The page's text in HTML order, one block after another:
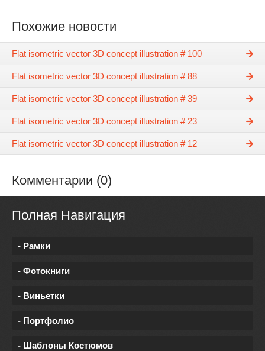
Похожие новости
Flat isometric vector 3D concept illustration # 100
Flat isometric vector 3D concept illustration # 88
Flat isometric vector 3D concept illustration # 39
Flat isometric vector 3D concept illustration # 23
Flat isometric vector 3D concept illustration # 12
Комментарии (0)
Полная Навигация
- Рамки
- Фотокниги
- Виньетки
- Портфолио
- Шаблоны Костюмов